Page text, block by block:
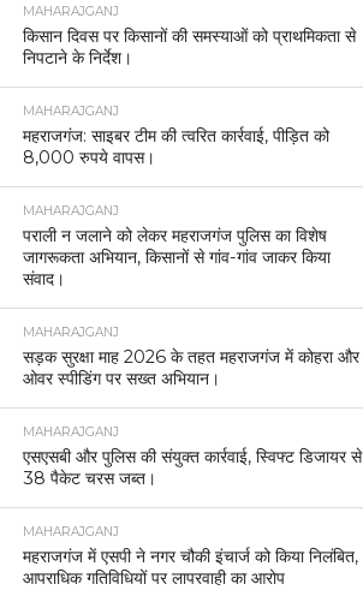
MAHARAJGANJ
किसान दिवस पर किसानों की समस्याओं को प्राथमिकता से
निपटाने के निर्देश।
MAHARAJGANJ
महराजगंज: साइबर टीम की त्वरित कार्रवाई, पीड़ित को
8,000 रुपये वापस।
MAHARAJGANJ
पराली न जलाने को लेकर महराजगंज पुलिस का विशेष
जागरूकता अभियान, किसानों से गांव-गांव जाकर किया
संवाद।
MAHARAJGANJ
सड़क सुरक्षा माह 2026 के तहत महराजगंज में कोहरा और
ओवर स्पीडिंग पर सख्त अभियान।
MAHARAJGANJ
एसएसबी और पुलिस की संयुक्त कार्रवाई, स्विफ्ट डिजायर से
38 पैकेट चरस जब्त।
MAHARAJGANJ
महराजगंज में एसपी ने नगर चौकी इंचार्ज को किया निलंबित,
आपराधिक गतिविधियों पर लापरवाही का आरोप